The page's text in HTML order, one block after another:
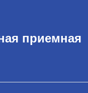
приемная